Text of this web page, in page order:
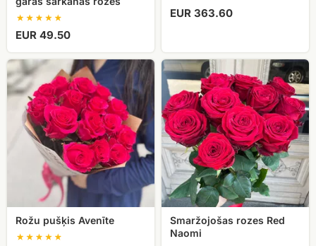
EUR 49.50
EUR 363.60
Rožu
pušķis
Avenīte
Rožu pušķis Avenīte
Smaržojošas
rozes
Red
Naomi
Smaržojošas rozes Red
Naomi